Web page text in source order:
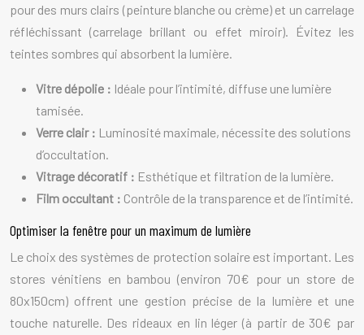
pour des murs clairs (peinture blanche ou crème) et un carrelage
réfléchissant (carrelage brillant ou effet miroir). Évitez les
teintes sombres qui absorbent la lumière.
Vitre dépolie : Idéale pour l’intimité, diffuse une lumière
tamisée.
Verre clair : Luminosité maximale, nécessite des solutions
d’occultation.
Vitrage décoratif : Esthétique et filtration de la lumière.
Film occultant : Contrôle de la transparence et de l’intimité.
Optimiser la fenêtre pour un maximum de lumière
Le choix des systèmes de protection solaire est important. Les
stores vénitiens en bambou (environ 70€ pour un store de
80x150cm) offrent une gestion précise de la lumière et une
touche naturelle. Des rideaux en lin léger (à partir de 30€ par